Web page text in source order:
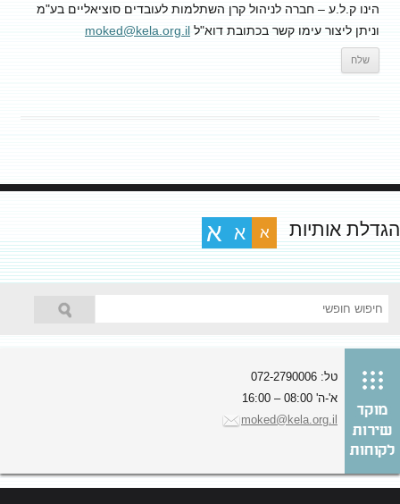
הינו ק.ל.ע – חברה לניהול קרן השתלמות לעובדים סוציאליים בע"מ
וניתן ליצור עימו קשר בכתובת דוא"ל moked@kela.org.il
הגדלת אותיות א א א
טל: 072-2790006
א'-ה' 08:00 – 16:00
moked@kela.org.il